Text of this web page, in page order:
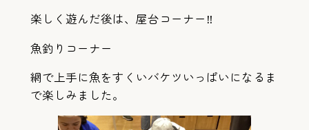
楽しく遊んだ後は、屋台コーナー‼︎
魚釣りコーナー
網で上手に魚をすくいバケツいっぱいになるま
で楽しみました。